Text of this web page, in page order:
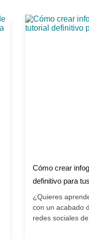
Cómo crear
definitivo para
¿Quieres
con un acabado
redes sociales de